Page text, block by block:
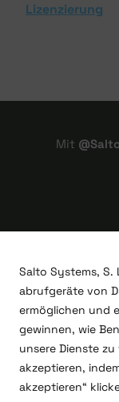
Lizenzierung
Mit
Salto Systems,
abrufgeräte von
ermöglichen und
gewinnen, wie
unsere Dienste
akzeptieren,
akzeptieren“